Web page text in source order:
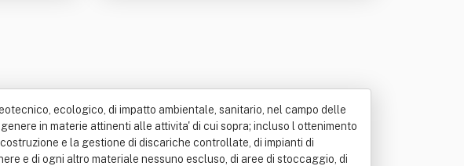
ecologico, di impatto ambientale, sanitario, nel campo delle
in materie attinenti alle attivita' di cui sopra; incluso l ottenimento
e la gestione di discariche controllate, di impianti di
e di ogni altro materiale nessuno escluso, di aree di stoccaggio, di